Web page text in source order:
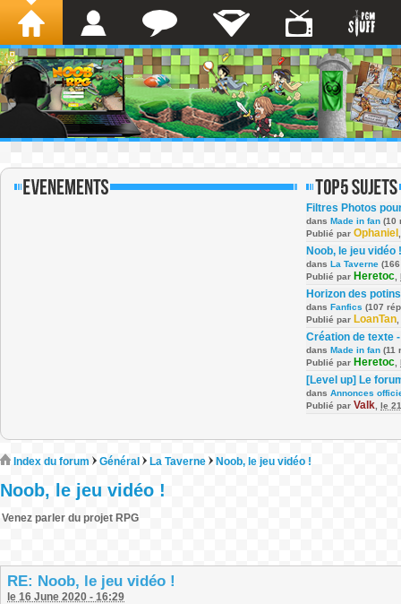
Filtres Photos
dans Made in fan (10
Publié par Ophaniel
Noob, le jeu vidéo !
dans La Taverne
Publié par Heretoc
Horizon des potins
dans Fanfics (107
Publié par LoanTan
Création de texte
dans Made in fan (11
Publié par Heretoc
[Level up] Le
dans Annonces
Publié par Valk le
Index du forum Général La Taverne Noob, le jeu vidéo !
Noob, le jeu vidéo !
Venez parler du projet RPG
RE: Noob, le jeu vidéo !
le 16 June 2020 - 16:29